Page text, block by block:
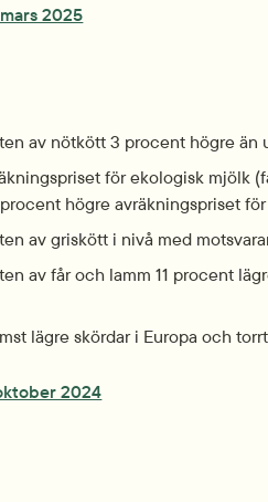
2025pdf, 2.2 MB.
av nötkött 3 procent högre än
för ekologisk mjölk
högre avräkningspriset
av griskött i nivå med
av får och lamm 11 procent
lägre skördar i Europa och
2024pdf, 519.6 kB.